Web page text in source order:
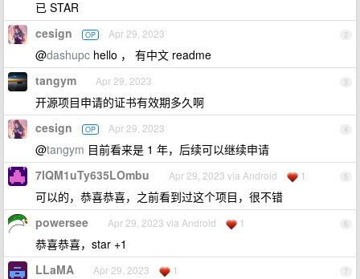
已 STAR
2
cesign OP Apr 29, 2023
@dashupc hello ， 有中文 readme
3
tangym Apr 29, 2023
开源项目申请的证书有效期多久啊
4
cesign OP Apr 29, 2023
@tangym 目前看来是 1 年，后续可以继续申请
5
7lQM1uTy635LOmbu Apr 29, 2023 via Android 1
可以的，恭喜恭喜，之前看到过这个项目，很不错
6
powersee Apr 29, 2023 via Android 1
恭喜恭喜，star +1
7
LLaMA Apr 29, 2023 1